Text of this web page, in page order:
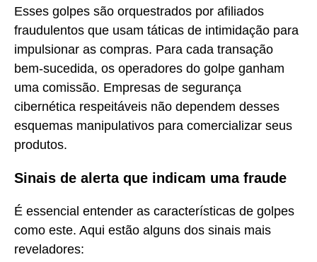
Esses golpes são orquestrados por afiliados
fraudulentos que usam táticas de intimidação para
impulsionar as compras. Para cada transação
bem-sucedida, os operadores do golpe ganham
uma comissão. Empresas de segurança
cibernética respeitáveis não dependem desses
esquemas manipulativos para comercializar seus
produtos.
Sinais de alerta que indicam uma fraude
É essencial entender as características de golpes
como este. Aqui estão alguns dos sinais mais
reveladores: